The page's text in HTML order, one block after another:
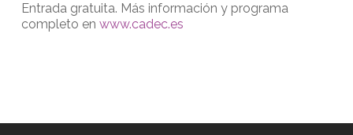
Entrada gratuita. Más información y programa
completo en www.cadec.es